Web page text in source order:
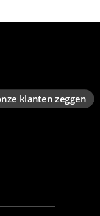
klanten zeggen